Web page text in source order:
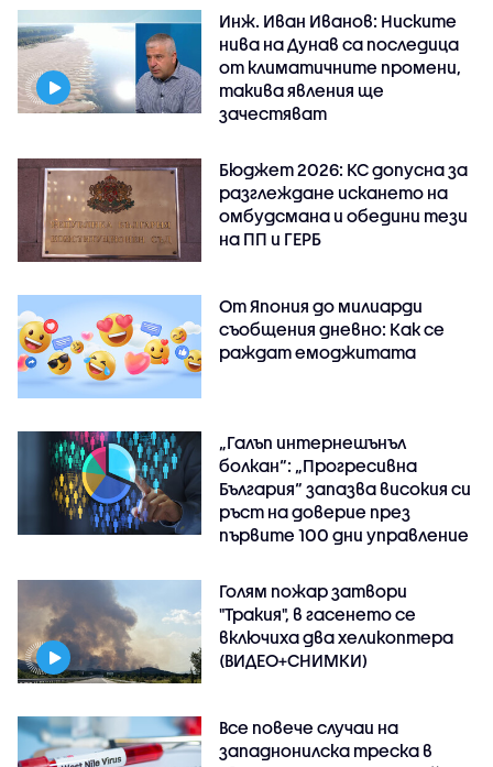
Инж. Иван Иванов: Ниските
нива на Дунав са последица
от климатичните промени,
такива явления ще
зачестяват
Бюджет 2026: КС допусна за
разглеждане искането на
омбудсмана и обедини тези
на ПП и ГЕРБ
От Япония до милиарди
съобщения дневно: Как се
раждат емоджитата
„Галъп интернешънъл
болкан“: „Прогресивна
България“ запазва високия си
ръст на доверие през
първите 100 дни управление
Голям пожар затвори
"Тракия", в гасенето се
включиха два хеликоптера
(ВИДЕО+СНИМКИ)
Все повече случаи на
западнонилска треска в